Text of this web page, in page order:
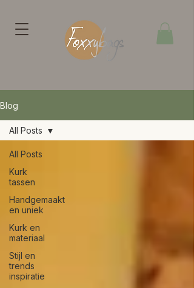
Blog
All Posts
Kurk
tassen
Handgemaakt
en uniek
Kurk en
materiaal
Stijl en
trends
inspiratie
All Posts